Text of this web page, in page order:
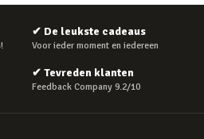
✔ De leukste cadeaus
Voor ieder moment en iedereen
✔ Tevreden klanten
Feedback Company 9.2/10